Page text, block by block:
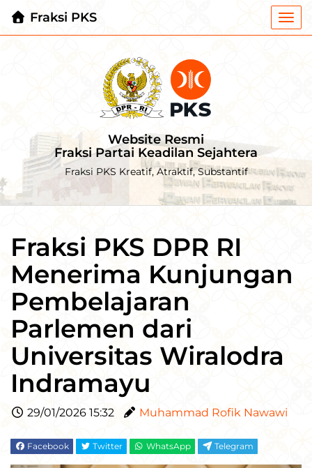
Fraksi PKS
Website Resmi
Fraksi Partai Keadilan Sejahtera
Fraksi PKS Kreatif, Atraktif, Substantif
Fraksi PKS DPR RI
Menerima Kunjungan
Pembelajaran
Parlemen dari
Universitas Wiralodra
Indramayu
29/01/2026 15:32 Muhammad Rofik Nawawi
Facebook Twitter WhatsApp Telegram